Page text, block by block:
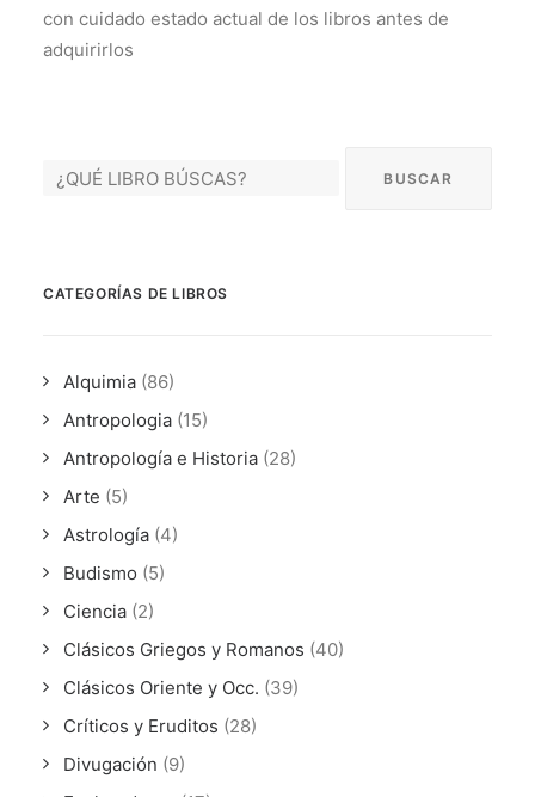
QUIENES SOMOS
CONTACTO
con cuidado estado actual de los libros antes de
adquirirlos
CATEGORÍAS DE LIBROS
Alquimia (86)
Antropologia (15)
Antropología e Historia (28)
Arte (5)
Astrología (4)
Budismo (5)
Ciencia (2)
Clásicos Griegos y Romanos (40)
Clásicos Oriente y Occ. (39)
Críticos y Eruditos (28)
Divugación (9)